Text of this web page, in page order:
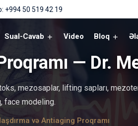
+994 50 519 42 19
Sual-Cavab Video Bloq
— Dr.
mezosaplar, lifting sapları,
face modeling.
və Antiaging Proqramı